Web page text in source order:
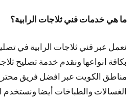
ما هي خدمات فني ثلاجات الرابية؟
نعمل عبر فني ثلاجات الرابية في
بكافة انواعها ونقدم خدمة تصليح
مناطق الكويت عبر افضل فريق
الغسالات والطباخات أيضا